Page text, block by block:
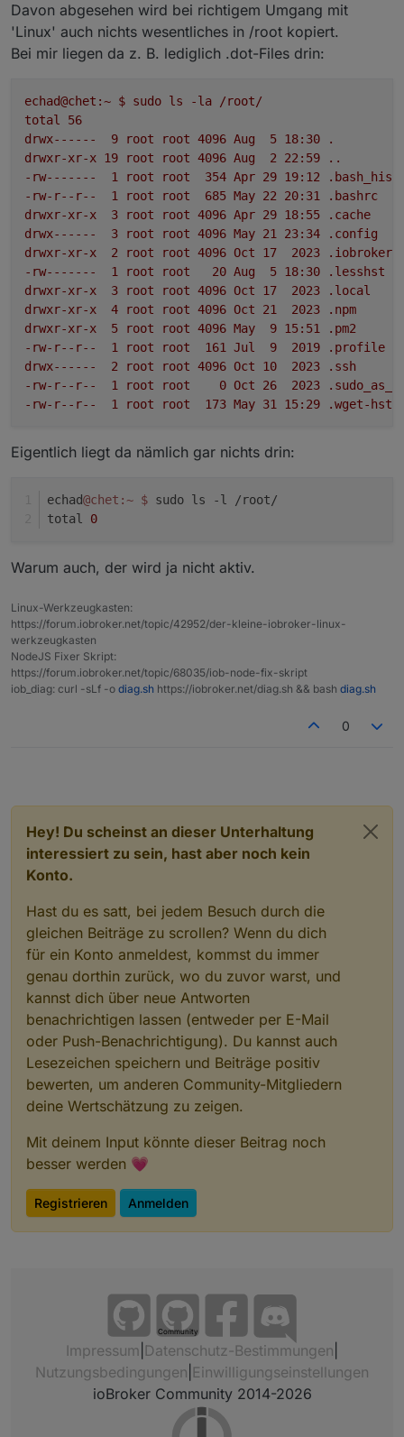
Davon abgesehen wird bei richtigem Umgang mit
'Linux' auch nichts wesentliches in /root kopiert.
Bei mir liegen da z. B. lediglich .dot-Files drin:
echad@chet:~ $ sudo ls -la
/root/
total
56
drwx------
9 root root 4096 Aug 5 18:30
.
drwxr-xr-x 19 root root 4096 Aug 2 22 :59
..
-rw-------
1 root root 354 Apr 29 19:12
-rw-r--r--
1 root root 685 May 22 20:31
.bashrc
drwxr-xr-x
3 root root 4096 Apr 29 18:55
.cache
drwx------
3 root root 4096 May 21 23:34
.config
drwxr-xr-x
2 root root 4096 Oct 17 2023
.iobroker
-rw-------
1 root root 20 Aug 5 18:30
.lesshst
drwxr-xr-x
3 root root 4096 Oct 17 2023
.local
drwxr-xr-x
4 root root 4096 Oct 21 2023
.npm
drwxr-xr-x
5 root root 4096 May 9 15:51
.pm2
-rw-r--r--
1 root root 161 Jul 9 2019
.profile
drwx------
2 root root 4096 Oct 10 2023
.ssh
-rw-r--r--
1 root root 0 Oct 26 2023
-rw-r--r--
1 root root 173 May 31 15:29 .wget-hsts
Eigentlich liegt da nämlich gar nichts drin:
echad@chet :~ $ sudo ls -l /root/
total 0
Warum auch, der wird ja nicht aktiv.
Linux-Werkzeugkasten:
https://forum.iobroker.net/topic/42952/der-kleine-iobroker-linux-
werkzeugkasten
NodeJS Fixer Skript:
https://forum.iobroker.net/topic/68035/iob-node-fix-skript
iob_diag: curl -sLf -o diag.sh https://iobroker.net/diag.sh && bash diag.sh
0
Hey! Du scheinst an dieser Unterhaltung
interessiert zu sein, hast aber noch kein
Konto.
Hast du es satt, bei jedem Besuch durch die
gleichen Beiträge zu scrollen? Wenn du dich
für ein Konto anmeldest, kommst du immer
genau dorthin zurück, wo du zuvor warst, und
kannst dich über neue Antworten
benachrichtigen lassen (entweder per E-Mail
oder Push-Benachrichtigung). Du kannst auch
Lesezeichen speichern und Beiträge positiv
bewerten, um anderen Community-Mitgliedern
deine Wertschätzung zu zeigen.
Mit deinem Input könnte dieser Beitrag noch
besser werden 💗
Registrieren Anmelden
Community
Impressum Datenschutz-Bestimmungen
Nutzungsbedingungen Einwilligungseinstellungen
ioBroker Community 2014-2026